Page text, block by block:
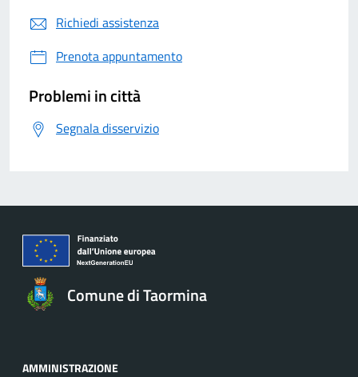
Richiedi assistenza
Prenota appuntamento
Problemi in città
Segnala disservizio
Comune di Taormina
AMMINISTRAZIONE